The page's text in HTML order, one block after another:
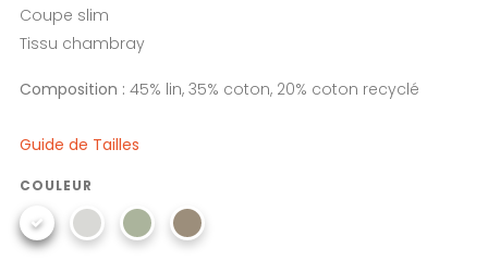
Coupe slim
Tissu chambray
Composition : 45% lin, 35% coton, 20% coton recyclé
Guide de Tailles
COULEUR